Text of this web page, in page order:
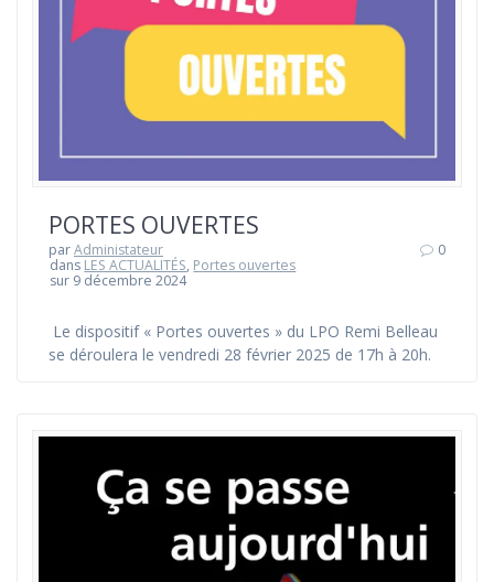
PORTES OUVERTES
parAdministateur
dans LES ACTUALITÉS, Portes ouvertes
sur 9 décembre 2024
0
Le dispositif « Portes ouvertes » du LPO Remi Belleau
se déroulera le vendredi 28 février 2025 de 17h à 20h.